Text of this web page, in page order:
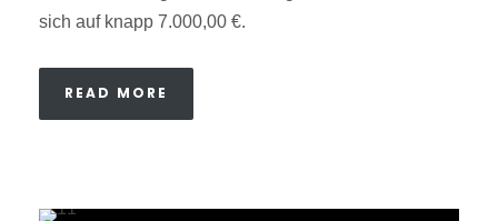
sich auf knapp 7.000,00 €.
READ MORE